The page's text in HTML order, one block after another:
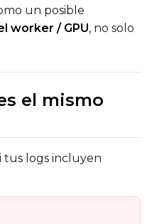
un posible
worker / GPU, no solo
el mismo
tus logs incluyen